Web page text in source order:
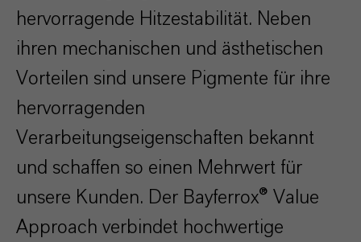
hervorragende Hitzestabilität. Neben
ihren mechanischen und ästhetischen
Vorteilen sind unsere Pigmente für ihre
hervorragenden
Verarbeitungseigenschaften bekannt
und schaffen so einen Mehrwert für
unsere Kunden. Der Bayferrox® Value
Approach verbindet hochwertige